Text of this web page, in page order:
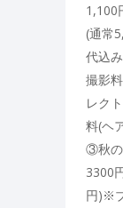
1,100
(通常
代込
撮影
レク
料(ヘ
③秋の
3300
円)※